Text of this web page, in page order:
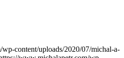
content/uploads/2020/07/michal-a-